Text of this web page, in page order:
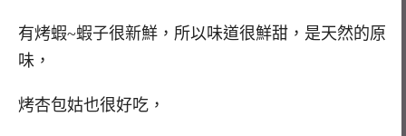
有烤蝦~蝦子很新鮮，所以味道很鮮甜，是天然的原
味，
烤杏包姑也很好吃，